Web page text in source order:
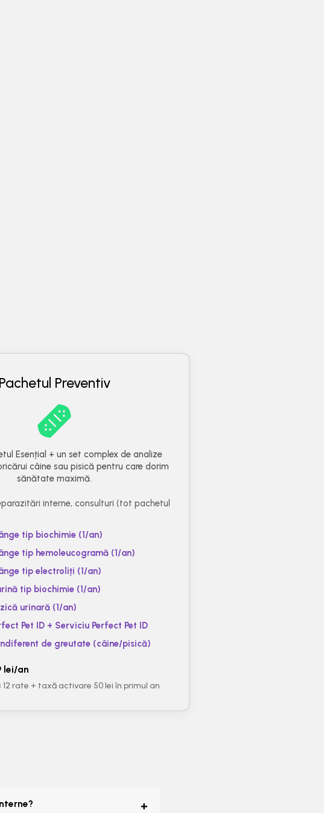
Pachetul Preventiv
Esențial + un set complex de analize
câine sau pisică pentru care dorim
sănătate maximă.
interne, consulturi (tot pachetul
tip biochimie (1/an)
tip hemoleucogramă (1/an)
tip electroliți (1/an)
tip biochimie (1/an)
urinară (1/an)
Pet ID + Serviciu Perfect Pet ID
de greutate (câine/pisică)
lei/an
12 rate + taxă activare 50 lei în primul an